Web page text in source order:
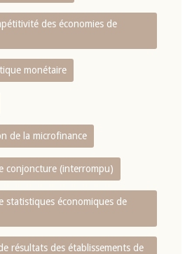
des économies de
monétaire
de la microfinance
conjoncture (interrompu)
statistiques économiques de
résultats des établissements de